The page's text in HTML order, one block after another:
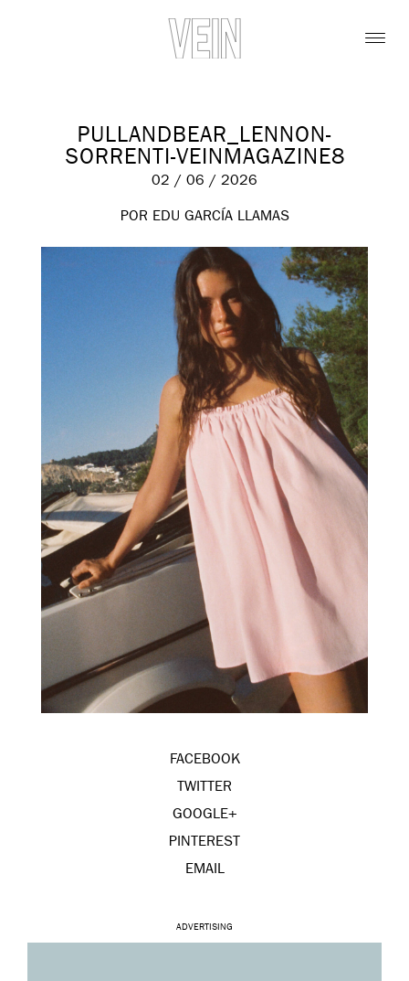
PULLANDBEAR_LENNON-
SORRENTI-VEINMAGAZINE8
02 / 06 / 2026
POR EDU GARCÍA LLAMAS
FACEBOOK
TWITTER
GOOGLE+
PINTEREST
EMAIL
ADVERTISING